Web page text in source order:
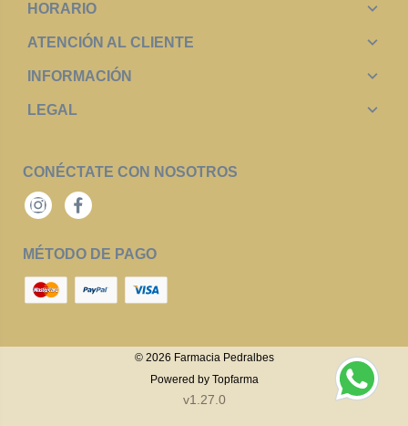
HORARIO
ATENCIÓN AL CLIENTE
INFORMACIÓN
LEGAL
CONÉCTATE CON NOSOTROS
InstagramFacebook
MÉTODO DE PAGO
© 2026 Farmacia Pedralbes
Powered by Topfarma
v1.27.0